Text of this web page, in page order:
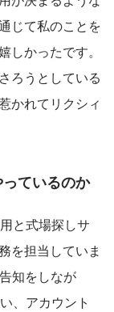
じて私のことを
かったです。
ろうとしている
かれてリクシィ
ているのか
と式場探しサ
を担当していま
知をしなが
、アカウント